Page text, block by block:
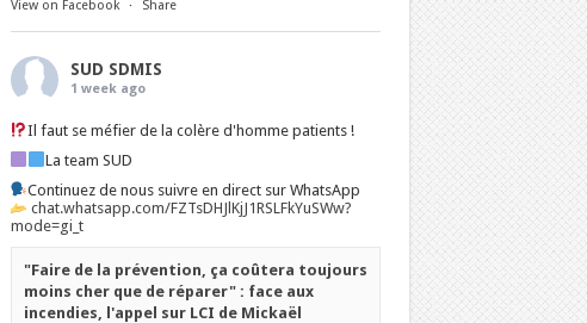
View on Facebook · Share
SUD SDMIS
1 week ago
Il faut se méfier de la colère d'homme patients !
La team SUD
Continuez de nous suivre en direct sur WhatsApp
chat.whatsapp.com/FZTsDHJlKjJ1RSLFkYuSWw?
mode=gi_t
"Faire de la prévention, ça coûtera toujours
moins cher que de réparer" : face aux
incendies, l'appel sur LCI de Mickaël